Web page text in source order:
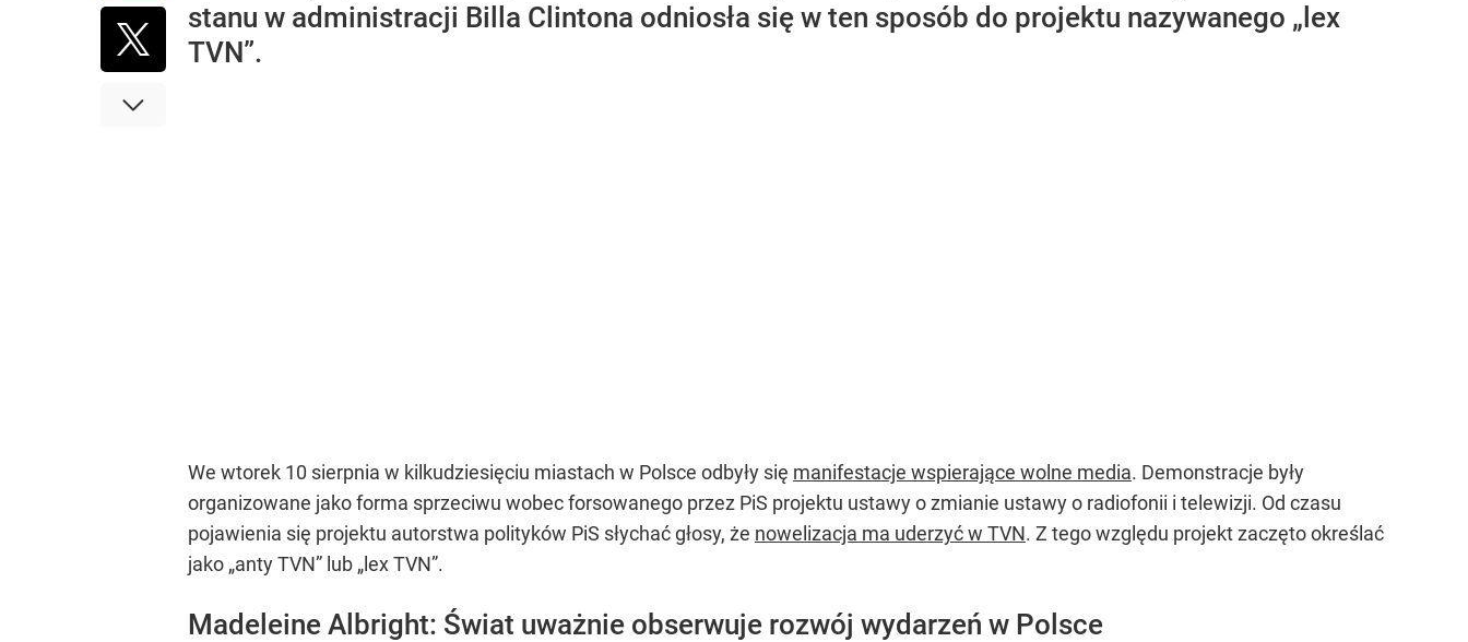
stanu w administracji Billa Clintona odniosła się w ten sposób do projektu nazywanego „lex
TVN”.
We wtorek 10 sierpnia w kilkudziesięciu miastach w Polsce odbyły się manifestacje wspierające wolne media. Demonstracje były
organizowane jako forma sprzeciwu wobec forsowanego przez PiS projektu ustawy o zmianie ustawy o radiofonii i telewizji. Od czasu
pojawienia się projektu autorstwa polityków PiS słychać głosy, że nowelizacja ma uderzyć w TVN. Z tego względu projekt zaczęto określać
jako „anty TVN” lub „lex TVN”.
Madeleine Albright: Świat uważnie obserwuje rozwój wydarzeń w Polsce